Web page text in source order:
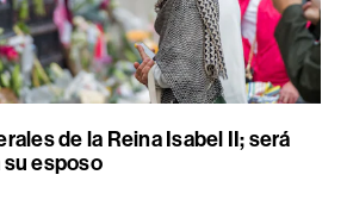
de la Reina Isabel II; será
esposo